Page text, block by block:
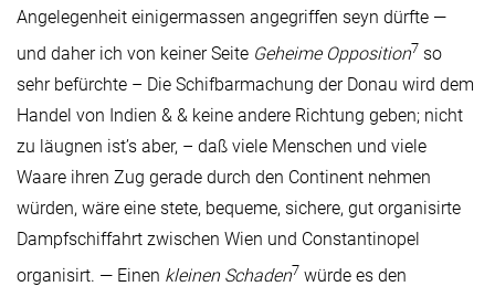
Angelegenheit einigermassen angegriffen seyn dürfte —
und daher ich von keiner Seite Geheime Opposition7 so
sehr befürchte – Die Schifbarmachung der Donau wird dem
Handel von Indien & & keine andere Richtung geben; nicht
zu läugnen ist’s aber, – daß viele Menschen und viele
Waare ihren Zug gerade durch den Continent nehmen
würden, wäre eine stete, bequeme, sichere, gut organisirte
Dampfschiffahrt zwischen Wien und Constantinopel
organisirt. — Einen kleinen Schaden7 würde es den